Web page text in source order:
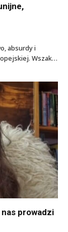
absurdy i
Wszak…
nas prowadzi